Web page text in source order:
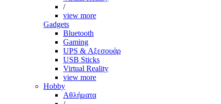
/
view more
Gadgets
Bluetooth
Gaming
UPS & Αξεσουάρ
USB Sticks
Virtual Reality
view more
Hobby
Αθλήματα